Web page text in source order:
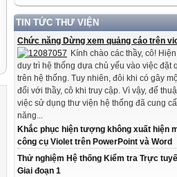
TIN TỨC THƯ VIỆN
Chức năng Dừng xem quảng cáo trên
Kính chào các thầy, cô!
duy trì hệ thống dựa chủ yếu vào việc đặt
trên hệ thống. Tuy nhiên, đôi khi có gây
đối với thầy, cô khi truy cập. Vì vậy, để
việc sử dụng thư viện hệ thống đã cung
năng...
Khắc phục hiện tượng không xuất hiện
công cụ Violet trên PowerPoint và Word
Thử nghiệm Hệ thống Kiểm tra Trực
Giai đoạn 1